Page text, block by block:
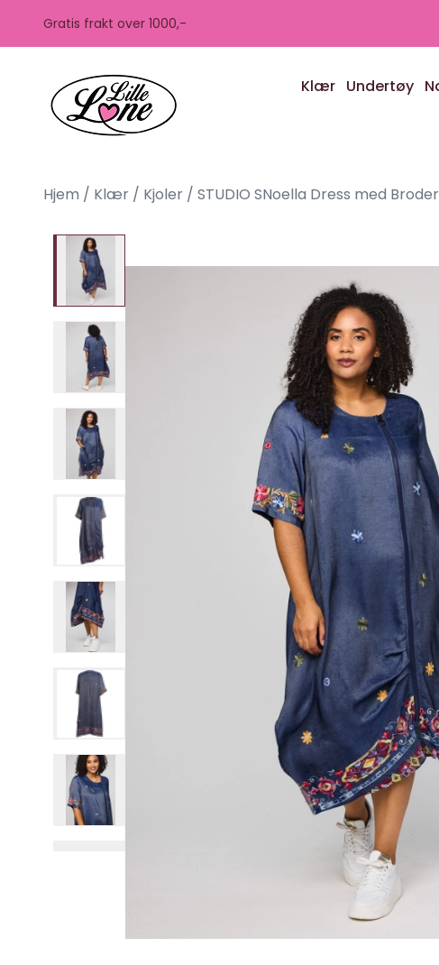
Gratis frakt over 1000,-
Klær Undertøy
Hjem / Klær / Kjoler / STUDIO SNoella Dress med